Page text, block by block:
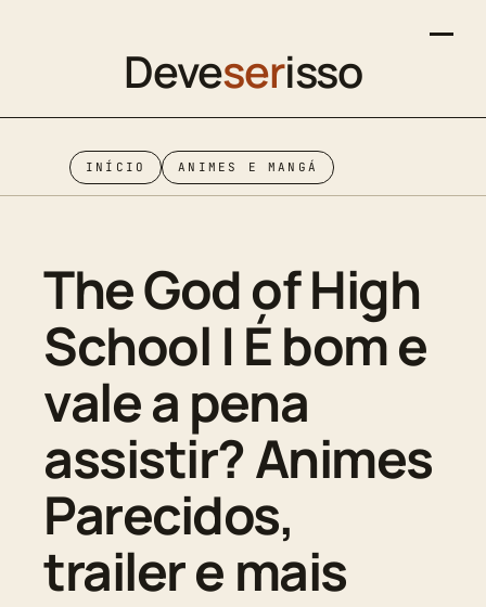
Deveserisso
INÍCIO ANIMES E MANGÁ
The God of High
School | É bom e
vale a pena
assistir? Animes
Parecidos,
trailer e mais